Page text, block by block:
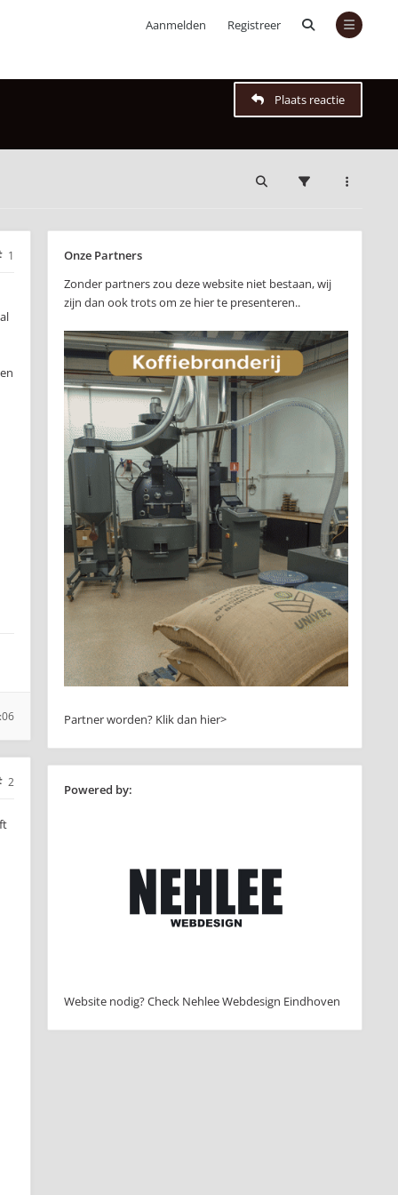
Aanmelden Registreer
Plaats reactie
1
2
Onze Partners
Zonder partners zou deze website niet bestaan, wij
zijn dan ook trots om ze hier te presenteren..
Partner worden? Klik dan hier>
Powered by:
Website nodig? Check Nehlee Webdesign Eindhoven